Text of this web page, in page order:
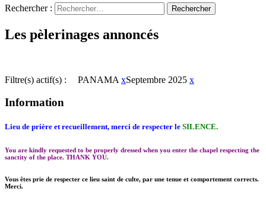
Rechercher :
Les pèlerinages annoncés
Filtre(s) actif(s) : PANAMA xSeptembre 2025 x
Information
Lieu de prière et recueillement, merci de respecter le SILENCE.
You are kindly requested to be properly dressed when you enter the chapel respecting the
sanctity of the place. THANK YOU.
Vous êtes prie de respecter ce lieu saint de culte, par une tenue et comportement corrects.
Merci.